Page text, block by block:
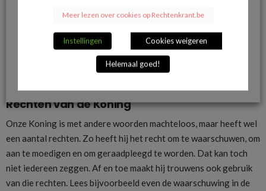
bevoegdhedennooit alleen kan uitoefenen. Zijn
bevoegdheden kan hij alleen samen met de ministers uitoefenen.
Het zijn de ministers die de echte leiding van het land hebben en
die daarbij ook de naam “Koning” dragen. Opnieuw: de
Rechten van de Koning
Onze Koning is met andere woorden machteloos, maar heeft wel
een aantal rechten. Zo heeft hij het recht om te waarschuwen, om
aan te moedigen en om geraadpleegd te worden. Dat kan toch
niet iedereen zeggen. Af en toe maakt hij trouwens ook gebruik
van die rechten. Lees bijvoorbeeld even de waarschuwing in de
Meer lezen over cookies op Rechtenkrant.be
Instellingen Cookies weigeren
Helemaal goed!